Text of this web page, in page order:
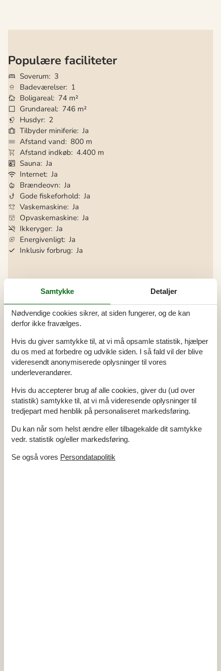
Populære faciliteter
Soverum
3
Badeværelser 1
Boligareal 74 m²
Grundareal 746 m²
Husdyr 2
Tilbyder miniferie Ja
Afstand vand 800 m
Afstand indkøb 4.400 m
Sauna Ja
Internet Ja
Brændeovn Ja
Gode fiskeforhold Ja
Vaskemaskine Ja
Opvaskemaskine Ja
Ikkeryger Ja
Energivenligt Ja
Inklusiv forbrug Ja
Alle faciliteter
Hus Info
Antal husdyr 2
Antal voksne 6
Byggeår 2004
Grundareal 746 m²
Husareal 74 m²
Sauna
WC
Afstande
Afstand golfbane 23 km
Afstand indkøb / Helårsbutik 4,4 km
Afstand restaurant 10 km
Afstand strand / Sand-/stenstrand
800 m
Energi / Opvarmning
Brændeovn
Elvarme
Samtykke Detaljer
Nødvendige cookies sikrer, at siden fungerer, og de kan
derfor ikke fravælges.
Hvis du giver samtykke til, at vi må opsamle statistik, hjælper
du os med at forbedre og udvikle siden. I så fald vil der blive
videresendt anonymiserede oplysninger til vores
underleverandører.
Hvis du accepterer brug af alle cookies, giver du (ud over
statistik) samtykke til, at vi må videresende oplysninger til
tredjepart med henblik på personaliseret markedsføring.
Du kan når som helst ændre eller tilbagekalde dit samtykke
vedr. statistik og/eller markedsføring.
Se også vores Persondatapolitik